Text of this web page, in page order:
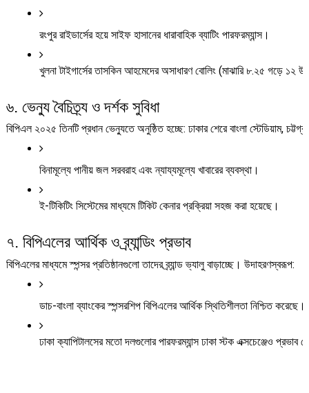
রংপুর রাইডার্সের হয়ে সাইফ হাসানের ধারাবাহিক ব্যাটিং পারফরম্যান্স।
খুলনা টাইগার্সের তাসকিন আহমেদের অসাধারণ বোলিং (মাঝারি ৮.২৫ গড়ে ১২
৬. ভেন্যু বৈচিত্র্য ও দর্শক সুবিধা
বিপিএল ২০২৫ তিনটি প্রধান ভেন্যুতে অনুষ্ঠিত হচ্ছে: ঢাকার শেরে বাংলা স্টেডিয়াম,
বিনামূল্যে পানীয় জল সরবরাহ এবং ন্যায্যমূল্যে খাবারের ব্যবস্থা।
ই-টিকিটিং সিস্টেমের মাধ্যমে টিকিট কেনার প্রক্রিয়া সহজ করা হয়েছে।
৭. বিপিএলের আর্থিক ও ব্র্যান্ডিং প্রভাব
বিপিএলের মাধ্যমে স্পন্সর প্রতিষ্ঠানগুলো তাদের ব্র্যান্ড ভ্যালু বাড়াচ্ছে। উদাহরণস্বরূপ:
ডাচ-বাংলা ব্যাংকের স্পন্সরশিপ বিপিএলের আর্থিক স্থিতিশীলতা নিশ্চিত করেছে।
ঢাকা ক্যাপিটালসের মতো দলগুলোর পারফরম্যান্স ঢাকা স্টক এক্সচেঞ্জেও প্রভাব